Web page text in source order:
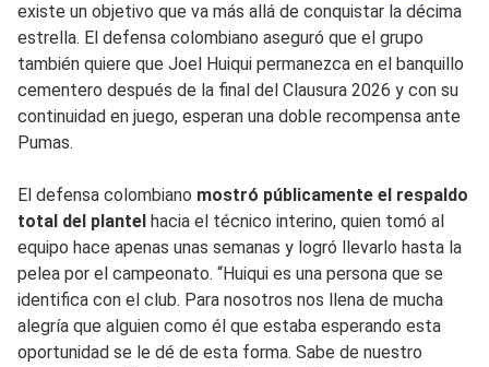
existe un objetivo que va más allá de conquistar la décima
estrella. El defensa colombiano aseguró que el grupo
también quiere que Joel Huiqui permanezca en el banquillo
cementero después de la final del Clausura 2026 y con su
continuidad en juego, esperan una doble recompensa ante
Pumas.
El defensa colombiano mostró públicamente el respaldo
total del plantel hacia el técnico interino, quien tomó al
equipo hace apenas unas semanas y logró llevarlo hasta la
pelea por el campeonato. “Huiqui es una persona que se
identifica con el club. Para nosotros nos llena de mucha
alegría que alguien como él que estaba esperando esta
oportunidad se le dé de esta forma. Sabe de nuestro